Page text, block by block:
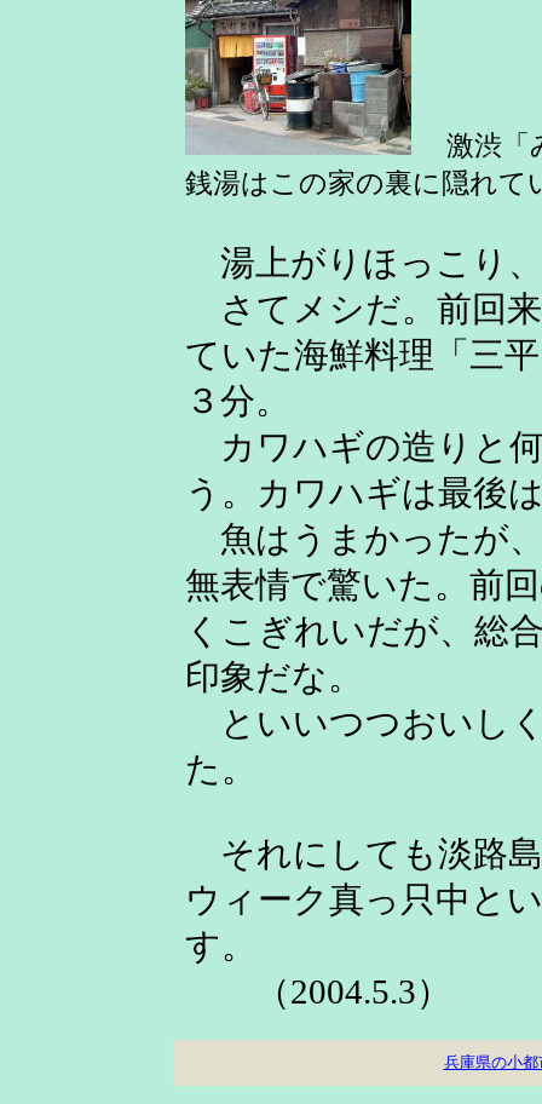
激渋「
銭湯はこの家の裏に隠れて
湯上がりほっこり
さてメシだ。前回
ていた海鮮料理「三
３分。
カワハギの造りと
う。カワハギは最後
魚はうまかったが
無表情で驚いた。前
くこぎれいだが、総
印象だな。
といいつつおいし
た。
それにしても淡路
ウィーク真っ只中と
す。
（2004.5.3）
兵庫県の小都